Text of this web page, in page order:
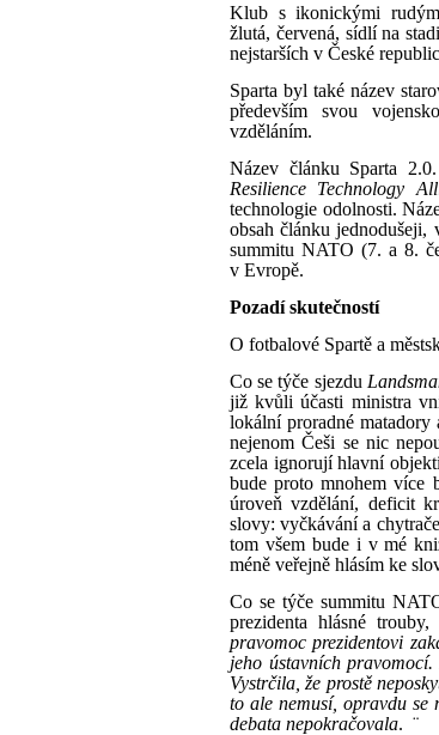
Klub s ikonickými
žlutá, červená, sídlí na
nejstarších v České
Sparta byl také název
především svou
vzděláním.
Název článku Sparta
Resilience Technology
technologie odolnosti.
obsah článku jednodušeji,
summitu NATO (7. a 8.
v Evropě.
Pozadí skutečností
O fotbalové Spartě a
Co se týče sjezdu
již kvůli účasti ministra
lokální proradné matadory
nejenom Češi se nic
zcela ignorují hlavní
bude proto mnohem více
úroveň vzdělání, deficit
slovy: vyčkávání a
tom všem bude i v mé
méně veřejně hlásím ke
Co se týče summitu
prezidenta hlásné
pravomoc prezidentovi
jeho ústavních
Vystrčila, že prostě
to ale nemusí, opravdu se
debata nepokračovala. ¨